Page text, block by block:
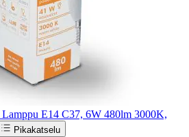
E14 C37, 6W 480lm 3000K,
Pikakatselu